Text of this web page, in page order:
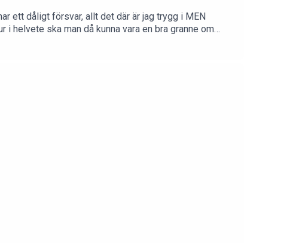
ett dåligt försvar, allt det där är jag trygg i MEN
helvete ska man då kunna vara en bra granne om